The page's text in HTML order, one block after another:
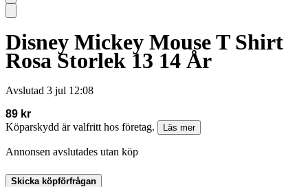
Disney Mickey Mouse T Shirt
Rosa Storlek 13 14 År
Avslutad 3 jul 12:08
89 kr
Köparskydd är valfritt hos företag.
Läs mer
Annonsen avslutades utan köp
Skicka köpförfrågan